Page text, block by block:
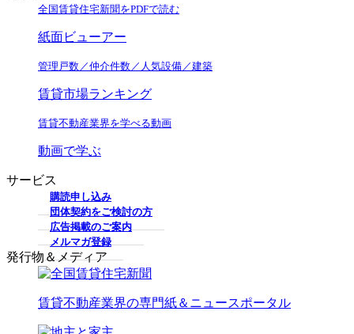
全国賃貸住宅新聞をPDFで読む
紙面ビューアー
管理戸数／仲介件数／人気設備／建築
賃貸市場ランキング
賃貸不動産業界を学べる動画
動画で学ぶ
サービス
購読申し込み
団体契約をご検討の方
広告掲載のご案内
メルマガ登録
発行物＆メディア
賃貸不動産業界の専門紙＆ニュースポータル